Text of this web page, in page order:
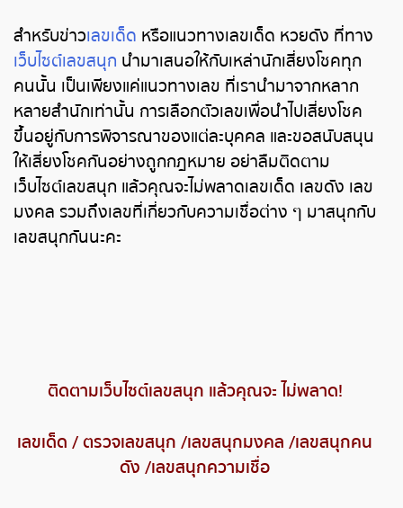
สำหรับข่าวเลขเด็ด หรือแนวทางเลขเด็ด หวยดัง ที่ทาง
เว็บไซต์เลขสนุก นำมาเสนอให้กับเหล่านักเสี่ยงโชคทุก
คนนั้น เป็นเพียงแค่แนวทางเลข ที่เรานำมาจากหลาก
หลายสำนักเท่านั้น การเลือกตัวเลขเพื่อนำไปเสี่ยงโชค
ขึ้นอยู่กับการพิจารณาของแต่ละบุคคล และขอสนับสนุน
ให้เสี่ยงโชคกันอย่างถูกกฎหมาย อย่าลืมติดตาม
เว็บไซต์เลขสนุก แล้วคุณจะไม่พลาดเลขเด็ด เลขดัง เลข
มงคล รวมถึงเลขที่เกี่ยวกับความเชื่อต่าง ๆ มาสนุกกับ
เลขสนุกกันนะคะ
ติดตามเว็บไซต์เลขสนุก แล้วคุณจะ ไม่พลาด!
เลขเด็ด /ตรวจเลขสนุก /เลขสนุกมงคล /เลขสนุกคน
ดัง /เลขสนุกความเชื่อ